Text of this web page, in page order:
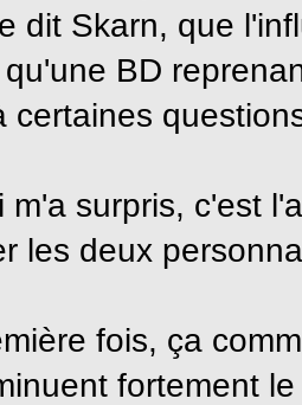
dit Skarn, que
BD
certaines
m'a surpris, c'est
les deux
fois, ça
fortement